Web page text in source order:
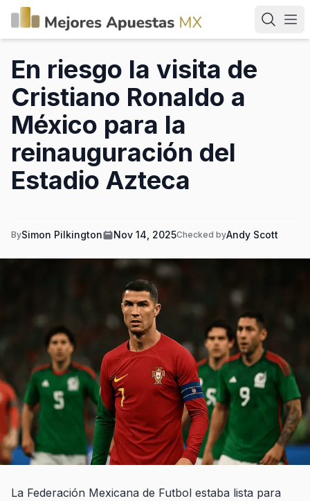
En riesgo la visita de
Cristiano Ronaldo a
México para la
reinauguración del
Estadio Azteca
BySimon Pilkington Nov 14, 2025Checked byAndy Scott
La Federación Mexicana de Futbol estaba lista para